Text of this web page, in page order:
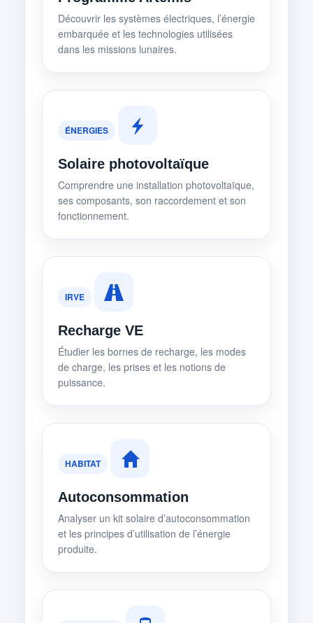
Découvrir les systèmes électriques, l’énergie
embarquée et les technologies utilisées
dans les missions lunaires.
ÉNERGIES
Solaire photovoltaïque
Comprendre une installation photovoltaïque,
ses composants, son raccordement et son
fonctionnement.
IRVE
Recharge VE
Étudier les bornes de recharge, les modes
de charge, les prises et les notions de
puissance.
HABITAT
Autoconsommation
Analyser un kit solaire d’autoconsommation
et les principes d’utilisation de l’énergie
produite.